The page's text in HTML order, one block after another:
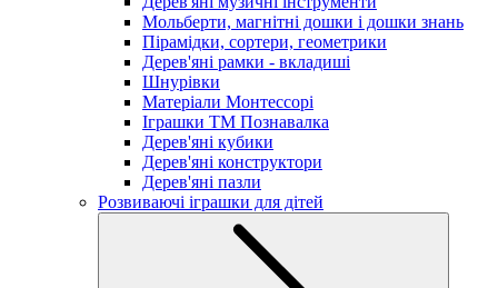
Мольберти, магнітні дошки і дошки знань
Пірамідки, сортери, геометрики
Дерев'яні рамки - вкладиші
Шнурівки
Матеріали Монтессорі
Іграшки ТМ Познавалка
Дерев'яні кубики
Дерев'яні конструктори
Дерев'яні пазли
Розвиваючі іграшки для дітей